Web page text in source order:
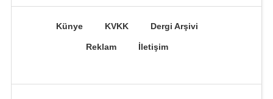
Künye KVKK Dergi Arşivi
Reklam İletişim